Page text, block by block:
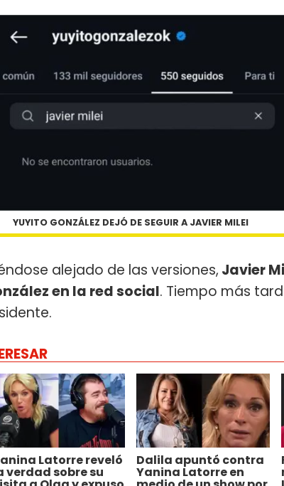
YUYITO GONZÁLEZ DEJÓ DE SEGUIR A JAVIER MILEI
alejado de las versiones, Javier
en la red social. Tiempo más
Latorre reveló
verdad sobre su
Dalila apuntó contra
Yanina Latorre en